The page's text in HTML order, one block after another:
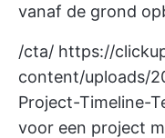
vanaf de grond
/cta/ https://
content/uploads/
Project-Timeline-
voor een project